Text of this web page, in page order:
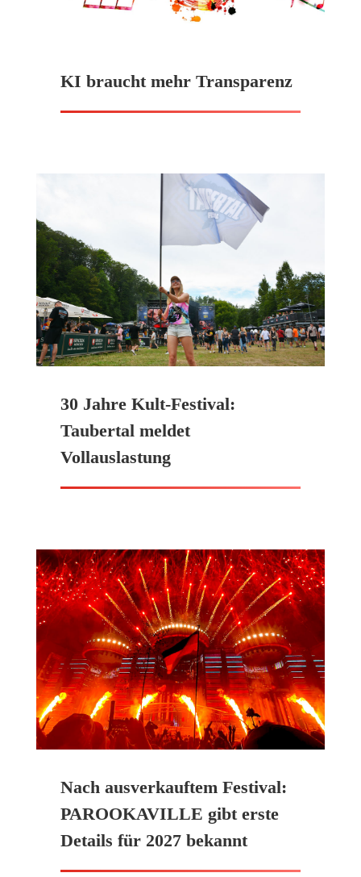
KI braucht mehr Transparenz
30 Jahre Kult-Festival:
Taubertal meldet
Vollauslastung
Nach ausverkauftem Festival:
PAROOKAVILLE gibt erste
Details für 2027 bekannt